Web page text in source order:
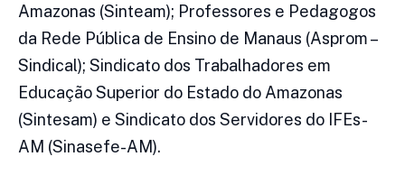
Amazonas (Sinteam); Professores e Pedagogos
da Rede Pública de Ensino de Manaus (Asprom –
Sindical); Sindicato dos Trabalhadores em
Educação Superior do Estado do Amazonas
(Sintesam) e Sindicato dos Servidores do IFEs-
AM (Sinasefe-AM).